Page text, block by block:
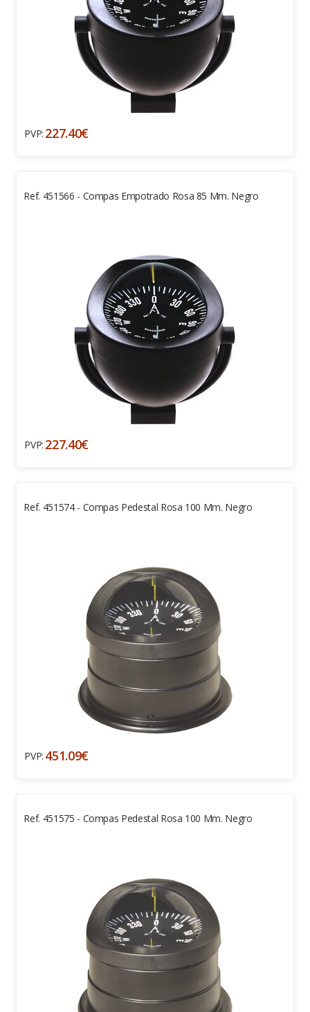
PVP: 227.40€
Ref. 451566 - Compas Empotrado Rosa 85 Mm. Negro
PVP: 227.40€
Ref. 451574 - Compas Pedestal Rosa 100 Mm. Negro
PVP: 451.09€
Ref. 451575 - Compas Pedestal Rosa 100 Mm. Negro